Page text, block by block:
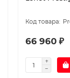
66 960 ₽